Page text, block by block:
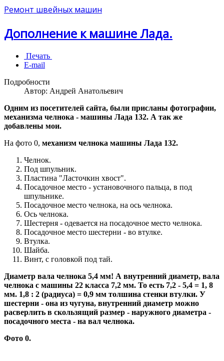
Ремонт швейных машин
Дополнение к машине Лада.
Печать
E-mail
Подробности
Автор: Андрей Анатольевич
Одним из посетителей сайта, были присланы фотографии,
механизма челнока - машины Лада 132. А так же
добавлены мои.
На фото 0, механизм челнока машины Лада 132.
Челнок.
Под шпульник.
Пластина "Ласточкин хвост".
Посадочное место - установочного пальца, в под
шпульнике.
Посадочное место челнока, на ось челнока.
Ось челнока.
Шестерня - одевается на посадочное место челнока.
Посадочное место шестерни - во втулке.
Втулка.
Шайба.
Винт, с головкой под тай.
Диаметр вала челнока 5,4 мм! А внутренний диаметр, вала
челнока с машины 22 класса 7,2 мм. То есть 7,2 - 5,4 = 1, 8
мм. 1,8 : 2 (радиуса) = 0,9 мм толшина стенки втулки. У
шестерни - она из чугуна, внутренний диаметр можно
расверлить в скользящий размер - наружного диаметра -
посадочного места - на вал челнока.
Фото 0.